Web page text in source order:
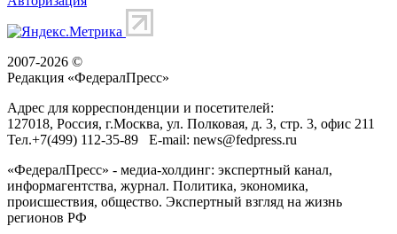
2007-2026 ©
Редакция «ФедералПресс»
Адрес для корреспонденции и посетителей:
127018, Россия, г.Москва, ул. Полковая, д. 3, стр. 3, офис 211
Тел.+7(499) 112-35-89 E-mail: news@fedpress.ru
«ФедералПресс» - медиа-холдинг: экспертный канал,
информагентства, журнал. Политика, экономика,
происшествия, общество. Экспертный взгляд на жизнь
регионов РФ